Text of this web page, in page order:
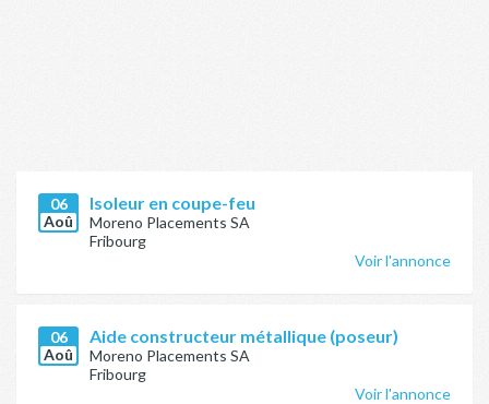
06
Aoû
Isoleur en coupe-feu
Moreno Placements SA
Fribourg
Voir l'annonce
06
Aoû
Aide constructeur métallique (poseur)
Moreno Placements SA
Fribourg
Voir l'annonce